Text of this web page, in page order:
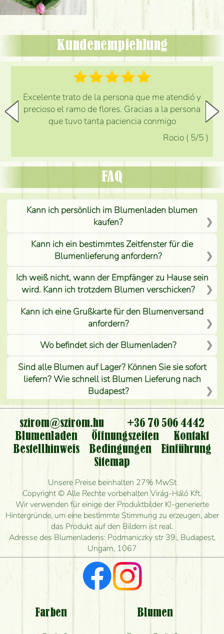
Kundenempfehlung
Excelente trato de la persona que me atendió y
precioso el ramo de flores. Gracias a la persona
que tuvo tanta paciencia conmigo
Rocio ( 5/5 )
FAQ
Kann ich persönlich im Blumenladen blumen
kaufen?
Kann ich ein bestimmtes Zeitfenster für die
Blumenlieferung anfordern?
Ich weiß nicht, wann der Empfänger zu Hause sein
wird. Kann ich trotzdem Blumen verschicken?
Kann ich eine Grußkarte für den Blumenversand
anfordern?
Wo befindet sich der Blumenladen?
Sind alle Blumen auf Lager? Können Sie sie sofort
liefern? Wie schnell ist Blumen Lieferung nach
Budapest?
Ist der Blumenladen non stop geöffnet?
Kann ich den bestellten Blumenstrauß persönlich
nehmen oder nur per Blumenversand?
Ist eine Bestellung für ländliche Gebiete möglich?
Wie lange kann ich heute Blumen mit Lieferung
bestellen?
Wie schnell können Sie den Blumenstrauß
herstellen und wann können Sie ihn frühestens
liefern?
Ich suche rote Rosen, hast du welche?
Welche Rückmeldungen bekomme ich zum
Blumenversand?
Bekomme ich wirklich, was auf dem Bild zu sehen
szirom@szirom.hu
+36 70 506 4442
Blumenladen
Öffnungszeiten
Kontakt
Bestellhinweis
Bedingungen
Einführung
Sitemap
Unsere Preise beinhalten 27% MwSt
Copyright © Alle Rechte vorbehalten Virág-Háló Kft.
Wir verwenden für einige der Produktbilder KI-generierte
Hintergründe, um eine bestimmte Stimmung zu erzeugen, aber
das Produkt auf den Bildern ist real.
Adresse des Blumenladens: Podmaniczky str 39., Budapest,
Ungarn, 1067
Farben Blumen